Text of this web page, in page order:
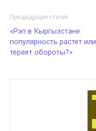
Предыдущая статья
«Рэп в Кыргызстане:
популярность растет или
теряет обороты?»